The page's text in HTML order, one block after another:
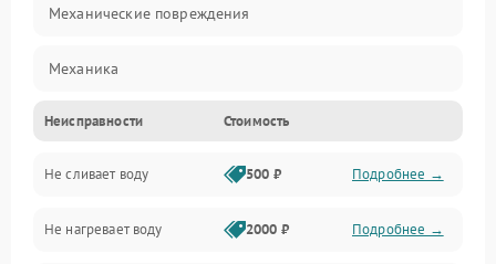
Механические повреждения
Механика
Управление
Электропитание
Датчики
Неисправности Стоимость
Не сливает воду 500 ₽ Подробнее →
Не нагревает воду 2000 ₽ Подробнее →